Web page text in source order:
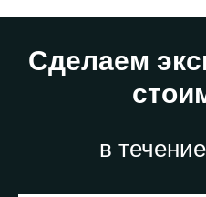
Сделаем
в